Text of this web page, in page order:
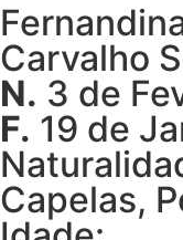
Carvalho
N. 3 de
F. 19 de
Capelas,